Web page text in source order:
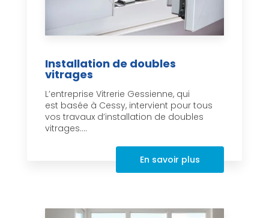
Installation de doubles
vitrages
L’entreprise Vitrerie Gessienne, qui
est basée à Cessy, intervient pour tous
vos travaux d’installation de doubles
vitrages....
En savoir plus